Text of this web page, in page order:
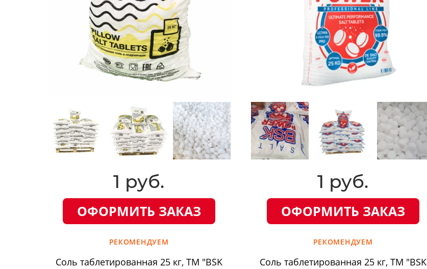
1 руб.
ОФОРМИТЬ ЗАКАЗ
1 руб.
ОФОРМИТЬ ЗАКАЗ
РЕКОМЕНДУЕМ
Соль таблетированная 25 кг, ТМ "BSK
РЕКОМЕНДУЕМ
Соль таблетированная 25 кг, ТМ "BSK